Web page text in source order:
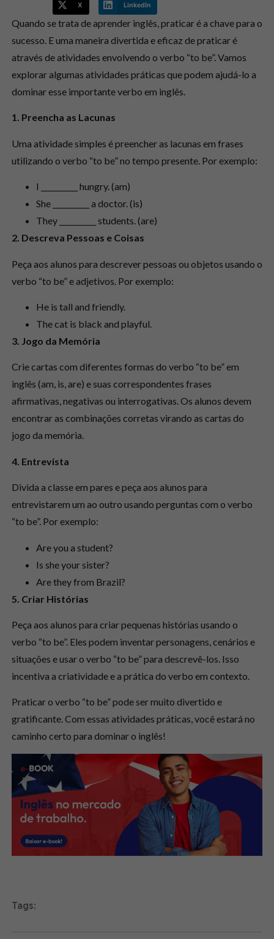
X LinkedIn
Quando se trata de aprender inglês, praticar é a chave para o
sucesso. E uma maneira divertida e eficaz de praticar é
através de atividades envolvendo o verbo “to be”. Vamos
explorar algumas atividades práticas que podem ajudá-lo a
dominar esse importante verbo em inglês.
1. Preencha as Lacunas
Uma atividade simples é preencher as lacunas em frases
utilizando o verbo “to be” no tempo presente. Por exemplo:
I __________ hungry. (am)
She __________ a doctor. (is)
They __________ students. (are)
2. Descreva Pessoas e Coisas
Peça aos alunos para descrever pessoas ou objetos usando o
verbo “to be” e adjetivos. Por exemplo:
He is tall and friendly.
The cat is black and playful.
3. Jogo da Memória
Crie cartas com diferentes formas do verbo “to be” em
inglês (am, is, are) e suas correspondentes frases
afirmativas, negativas ou interrogativas. Os alunos devem
encontrar as combinações corretas virando as cartas do
jogo da memória.
4. Entrevista
Divida a classe em pares e peça aos alunos para
entrevistarem um ao outro usando perguntas com o verbo
“to be”. Por exemplo:
Are you a student?
Is she your sister?
Are they from Brazil?
5. Criar Histórias
Peça aos alunos para criar pequenas histórias usando o
verbo “to be”. Eles podem inventar personagens, cenários e
situações e usar o verbo “to be” para descrevê-los. Isso
incentiva a criatividade e a prática do verbo em contexto.
Praticar o verbo “to be” pode ser muito divertido e
gratificante. Com essas atividades práticas, você estará no
caminho certo para dominar o inglês!
Tags: